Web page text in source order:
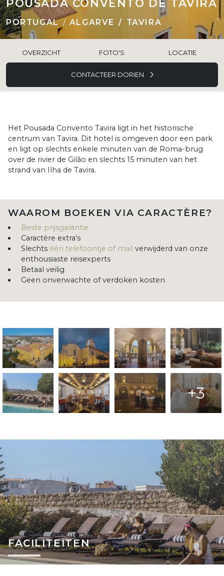
POUSADA CONVENTO DE TAVIRA
PORTUGAL ALGARVE TAVIRA
OVERZICHT FOTO'S LOCATIE
CONTACTEER DORIEN
Het Pousada Convento Tavira ligt in het historische
centrum van Tavira. Dit hotel is omgeven door een park
en ligt op slechts enkele minuten van de Roma-brug
over de rivier de Gilão en slechts 15 minuten van het
strand van Ilha de Tavira.
WAAROM BOEKEN VIA CARACTÈRE?
Beste prijsgarantie
Caractère extra's
Slechts één telefoontje of mail verwijderd van onze
enthousiaste reisexperts
Betaal veilig
Geen onverwachte of verdoken kosten
+3
FACILITEITEN